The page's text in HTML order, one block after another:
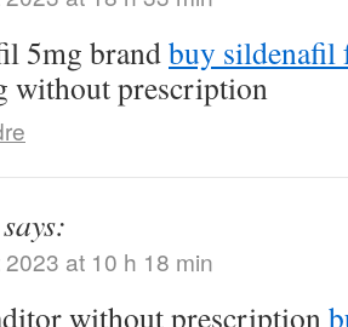
5mg brandbuy sildenafil
without prescription
says:
at 10 h 18 min
without prescription